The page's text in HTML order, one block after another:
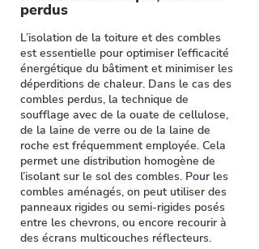
perdus
L’isolation de la toiture et des combles
est essentielle pour optimiser l’efficacité
énergétique du bâtiment et minimiser les
déperditions de chaleur. Dans le cas des
combles perdus, la technique de
soufflage avec de la ouate de cellulose,
de la laine de verre ou de la laine de
roche est fréquemment employée. Cela
permet une distribution homogène de
l’isolant sur le sol des combles. Pour les
combles aménagés, on peut utiliser des
panneaux rigides ou semi-rigides posés
entre les chevrons, ou encore recourir à
des écrans multicouches réflecteurs.